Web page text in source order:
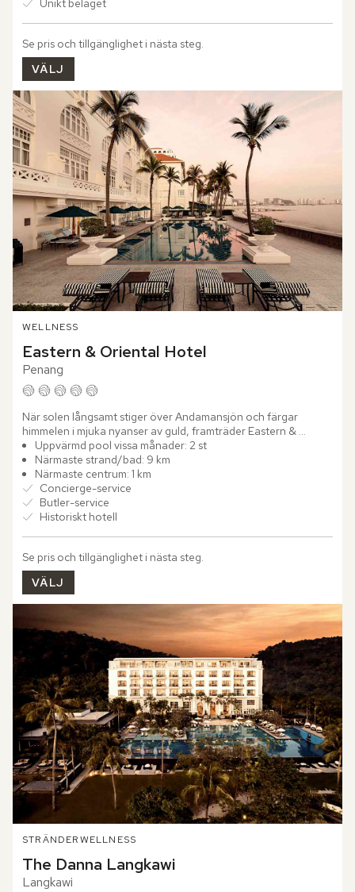
Unikt beläget
Se pris och tillgänglighet i nästa steg.
VÄLJ
WELLNESS
Eastern & Oriental Hotel
Penang
När solen långsamt stiger över Andamansjön och färgar
himmelen i mjuka nyanser av guld, framträder Eastern &
Oriental Hotels ståtliga fasad – ett landmärke som burit sitt arv
med...
Uppvärmd pool vissa månader: 2 st
Närmaste strand/bad: 9 km
Närmaste centrum: 1 km
Concierge-service
Butler-service
Historiskt hotell
Se pris och tillgänglighet i nästa steg.
VÄLJ
STRÄNDERWELLNESS
The Danna Langkawi
Langkawi